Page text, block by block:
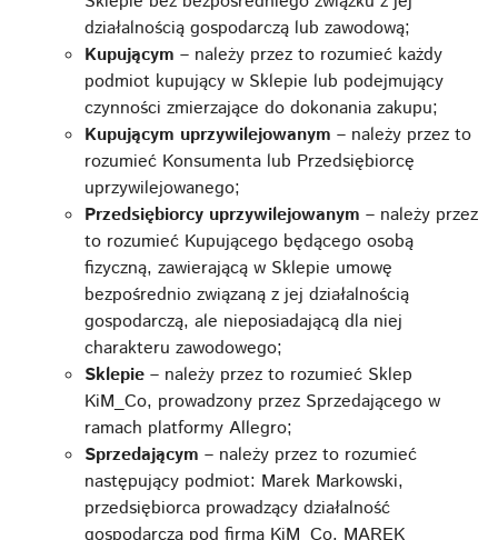
działalnością gospodarczą lub zawodową;
Kupującym – należy przez to rozumieć każdy
podmiot kupujący w Sklepie lub podejmujący
czynności zmierzające do dokonania zakupu;
Kupującym uprzywilejowanym – należy przez to
rozumieć Konsumenta lub Przedsiębiorcę
uprzywilejowanego;
Przedsiębiorcy uprzywilejowanym – należy przez
to rozumieć Kupującego będącego osobą
fizyczną, zawierającą w Sklepie umowę
bezpośrednio związaną z jej działalnością
gospodarczą, ale nieposiadającą dla niej
charakteru zawodowego;
Sklepie – należy przez to rozumieć Sklep
KiM_Co, prowadzony przez Sprzedającego w
ramach platformy Allegro;
Sprzedającym – należy przez to rozumieć
następujący podmiot: Marek Markowski,
przedsiębiorca prowadzący działalność